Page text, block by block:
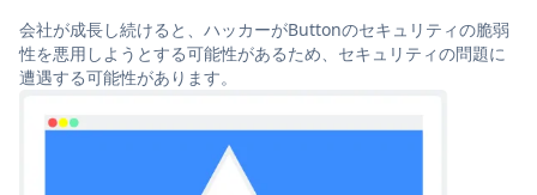
会社が成長し続けると、ハッカーがButtonのセキュリティの脆弱
性を悪用しようとする可能性があるため、セキュリティの問題に
遭遇する可能性があります。